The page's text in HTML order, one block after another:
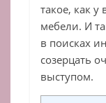
такое, как
мебели. И
в поисках
созерцать
выступом.